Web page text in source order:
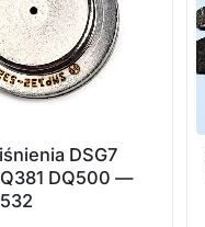
DSG7
DQ500 —